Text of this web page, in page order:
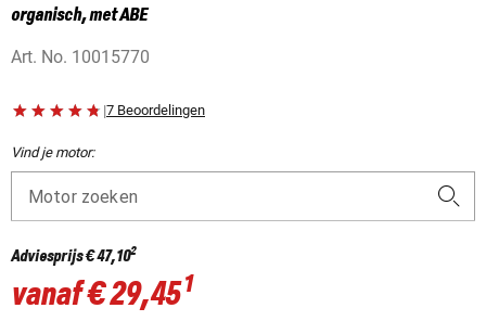
organisch, met ABE
Art. No. 10015770
|7 Beoordelingen
Vind je motor:
Motor zoeken
Adviesprijs€ 47,102
vanaf€ 29,451